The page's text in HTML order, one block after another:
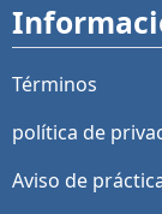
Términos
política de
Aviso de